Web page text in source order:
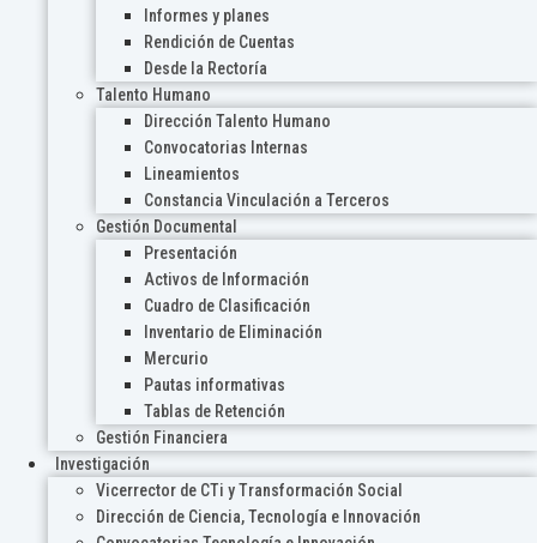
Informes y planes
Rendición de Cuentas
Desde la Rectoría
Talento Humano
Dirección Talento Humano
Convocatorias Internas
Lineamientos
Constancia Vinculación a Terceros
Gestión Documental
Presentación
Activos de Información
Cuadro de Clasificación
Inventario de Eliminación
Mercurio
Pautas informativas
Tablas de Retención
Gestión Financiera
Investigación
Vicerrector de CTi y Transformación Social
Dirección de Ciencia, Tecnología e Innovación